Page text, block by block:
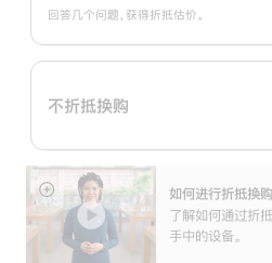
换
购
划：
回答几个问题，获得折抵估价。
不折抵换购
如何进行折抵换购
了解如何通过折
手中的设备。
展